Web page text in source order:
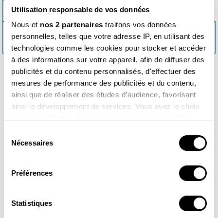
Utilisation responsable de vos données
Nous et nos 2 partenaires traitons vos données
personnelles, telles que votre adresse IP, en utilisant des
technologies comme les cookies pour stocker et accéder
à des informations sur votre appareil, afin de diffuser des
publicités et du contenu personnalisés, d'effectuer des
mesures de performance des publicités et du contenu,
ainsi que de réaliser des études d’audience, favorisant
ainsi le développement de services. Vous avez le choix
tout moment en consultant la Déclaration relative aux
cookies ou en cliquant sur l'icône de confidentialité.
Si vous le permettez, nous aimerions également :
géographique qui peuvent être précises à plusieurs
Nécessaires
Préférences
Statistiques
<< ALPES - 2E ÉDITION
LE GUIDE NATURE LES FLEURS SAUVAGES - 2E ÉDITION
>>
Produits similaires